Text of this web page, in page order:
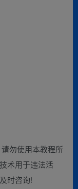
勿使用本教程所
术用于违法活
时咨询!